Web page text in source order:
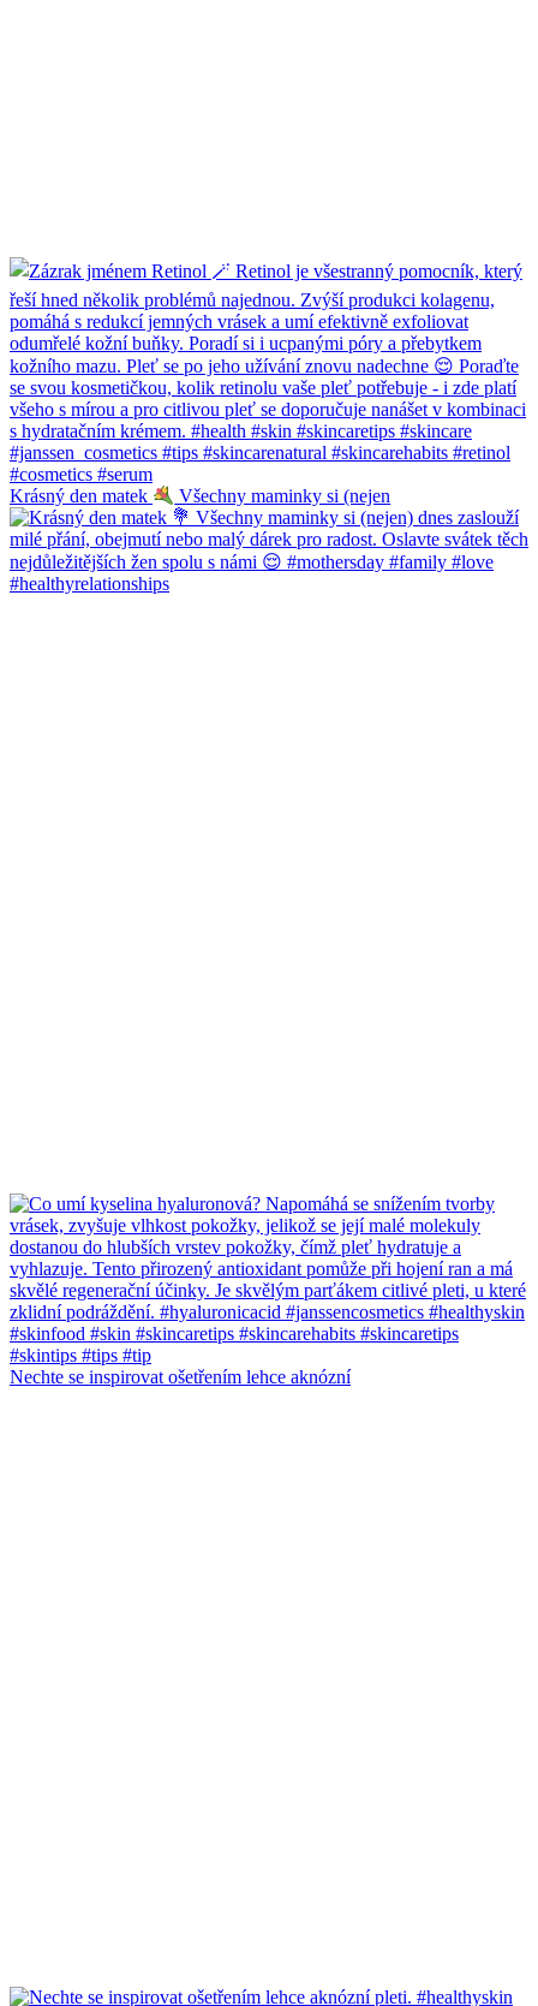
Krásný den matek Všechny maminky si (nejen
Nechte se inspirovat ošetřením lehce aknózní